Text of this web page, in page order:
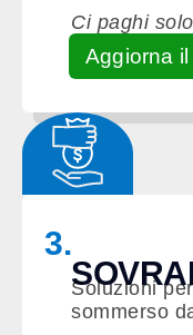
Ci paghi
senza
Aggiorna
3.
Soluzioni
sommerso